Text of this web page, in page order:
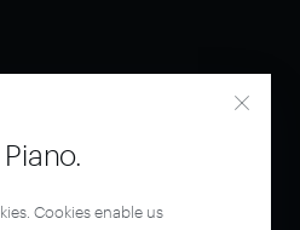
Cookies enable us